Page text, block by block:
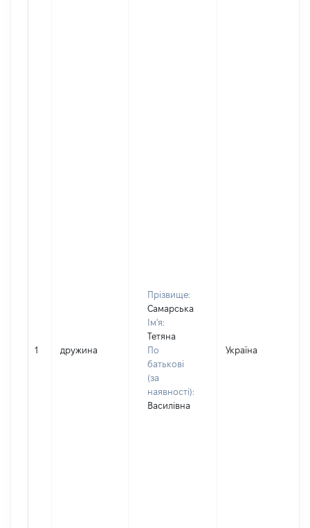
1 дружина
Прізвище:
Самарська
Ім'я:
Тетяна
По
батькові
(за
наявності):
Василівна
Україна